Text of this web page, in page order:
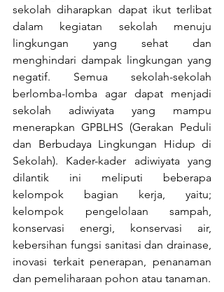
sekolah diharapkan dapat ikut terlibat
dalam kegiatan sekolah menuju
lingkungan yang sehat dan
menghindari dampak lingkungan yang
negatif. Semua sekolah-sekolah
berlomba-lomba agar dapat menjadi
sekolah adiwiyata yang mampu
menerapkan GPBLHS (Gerakan Peduli
dan Berbudaya Lingkungan Hidup di
Sekolah). Kader-kader adiwiyata yang
dilantik ini meliputi beberapa
kelompok bagian kerja, yaitu;
kelompok pengelolaan sampah,
konservasi energi, konservasi air,
kebersihan fungsi sanitasi dan drainase,
inovasi terkait penerapan, penanaman
dan pemeliharaan pohon atau tanaman.